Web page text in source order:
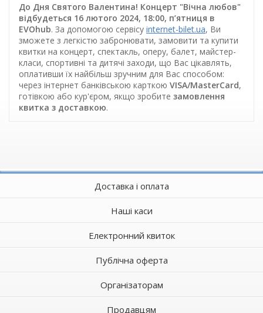
До Дня Святого Валентина! Концерт "Вічна любов"
відбудеться 16 лютого 2024, 18:00, п’ятниця в
EVOhub. За допомогою сервісу internet-bilet.ua, Ви
зможете з легкістю забронювати, замовити та купити
квитки на концерт, спектакль, оперу, балет, майстер-
класи, спортивні та дитячі заходи, що Вас цікавлять,
оплативши їх найбільш зручним для Вас способом:
через інтернет банківською карткою VISA/MasterCard,
готівкою або кур'єром, якщо зробите замовлення
квитка з доставкою.
Доставка і оплата
Наші каси
Електронний квиток
Публічна оферта
Організаторам
Продавцям